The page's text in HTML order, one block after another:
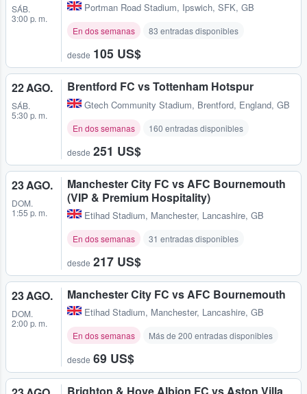
SÁB.
3:00 p. m.
Portman Road Stadium, Ipswich, SFK, GB
En dos semanas 83 entradas disponibles
desde 105 US$
22 AGO.
SÁB.
5:30 p. m.
Brentford FC vs Tottenham Hotspur
Gtech Community Stadium, Brentford, England, GB
En dos semanas 160 entradas disponibles
desde 251 US$
23 AGO.
DOM.
1:55 p. m.
Manchester City FC vs AFC Bournemouth
(VIP & Premium Hospitality)
Etihad Stadium, Manchester, Lancashire, GB
En dos semanas 31 entradas disponibles
desde 217 US$
23 AGO.
DOM.
2:00 p. m.
Manchester City FC vs AFC Bournemouth
Etihad Stadium, Manchester, Lancashire, GB
En dos semanas Más de 200 entradas disponibles
desde 69 US$
Brighton & Hove Albion FC vs Aston Villa